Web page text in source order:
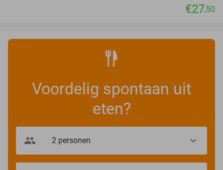
€27,50
Voordelig spontaan uit
eten?